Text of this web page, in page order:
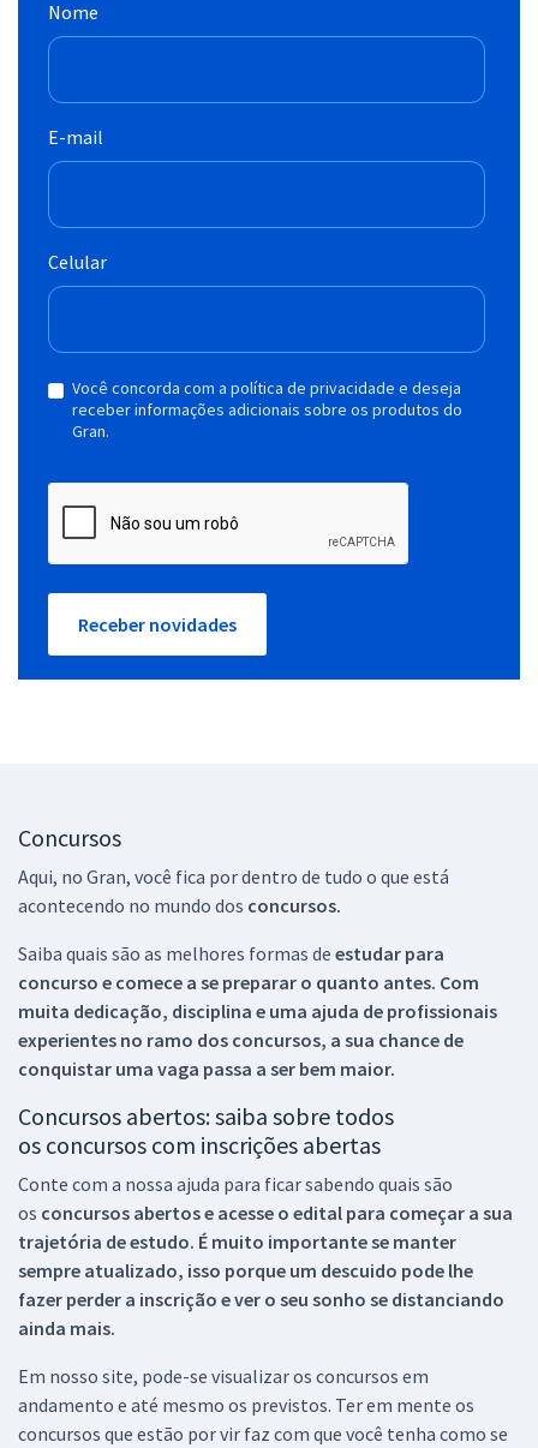
Nome
E-mail
Celular
Você concorda com a política de privacidade e deseja
receber informações adicionais sobre os produtos do
Gran.
Receber novidades
Concursos
Aqui, no Gran, você fica por dentro de tudo o que está
acontecendo no mundo dos concursos.
Saiba quais são as melhores formas de estudar para
concurso e comece a se preparar o quanto antes. Com
muita dedicação, disciplina e uma ajuda de profissionais
experientes no ramo dos concursos, a sua chance de
conquistar uma vaga passa a ser bem maior.
Concursos abertos: saiba sobre todos
os concursos com inscrições abertas
Conte com a nossa ajuda para ficar sabendo quais são
os concursos abertos e acesse o edital para começar a sua
trajetória de estudo. É muito importante se manter
sempre atualizado, isso porque um descuido pode lhe
fazer perder a inscrição e ver o seu sonho se distanciando
ainda mais.
Em nosso site, pode-se visualizar os concursos em
andamento e até mesmo os previstos. Ter em mente os
concursos que estão por vir faz com que você tenha como se